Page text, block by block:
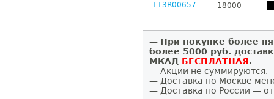
113R00657 18000
— При покупке более
более 5000 руб.
МКАД БЕСПЛАТНАЯ.
— Акции не суммируются.
— Доставка по Москве
— Доставка по России —